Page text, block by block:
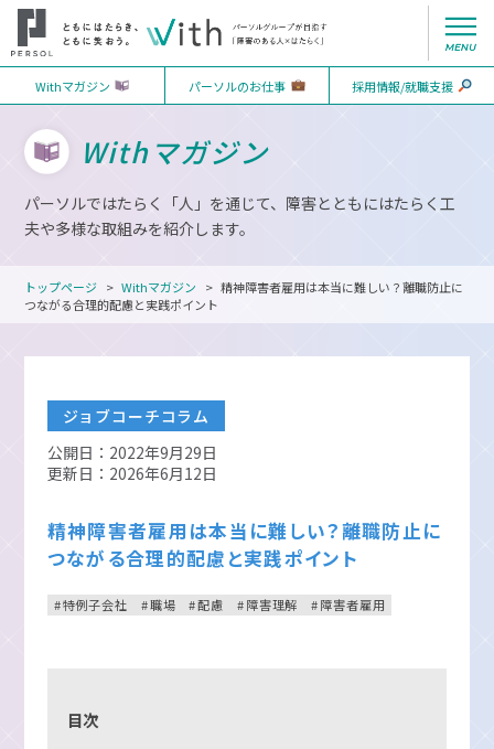
Withマガジン パーソルのお仕事 採用情報/就職支援
Withマガジン
パーソルではたらく「人」を通じて、障害とともにはたらく工
夫や多様な取組みを紹介します。
トップページ Withマガジン
精神障害者雇用は本当に難しい？離職防止に
つながる合理的配慮と実践ポイント
ジョブコーチコラム
公開日：2022年9月29日
更新日：2026年6月12日
精神障害者雇用は本当に難しい？離職防止に
つながる合理的配慮と実践ポイント
特例子会社 職場 配慮 障害理解 障害者雇用
目次